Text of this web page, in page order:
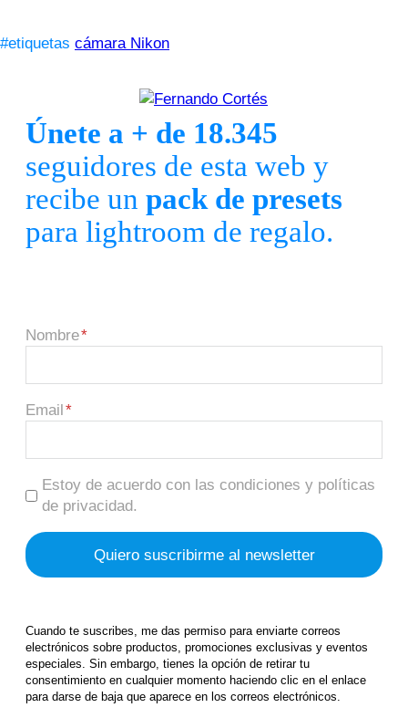
#etiquetas cámara Nikon
Únete a + de 18.345
seguidores de esta web y
recibe un pack de presets
para lightroom de regalo.
Nombre
Email
Estoy de acuerdo con las condiciones y políticas
de privacidad.
Cuando te suscribes, me das permiso para enviarte correos
electrónicos sobre productos, promociones exclusivas y eventos
especiales. Sin embargo, tienes la opción de retirar tu
consentimiento en cualquier momento haciendo clic en el enlace
para darse de baja que aparece en los correos electrónicos.